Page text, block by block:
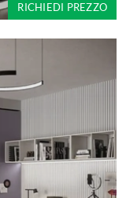
RICHIEDI PREZZO